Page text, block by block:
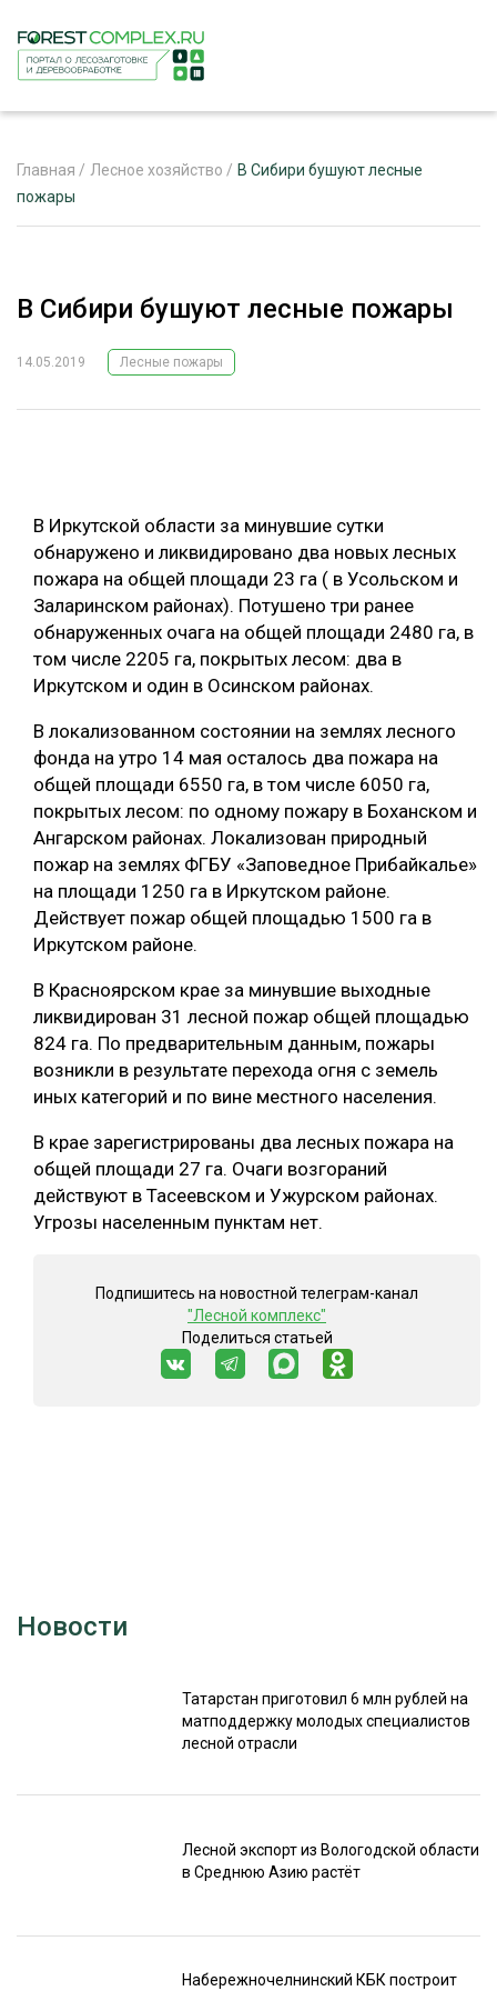
РЕКЛАМОДАТЕЛЯМ
ОБРАБОТКА ДРЕВЕСИНЫ
ЦИФРОВАЯ СРЕДА
БИОЭНЕРГЕТИКА
ЛЕСОВОССТАНОВЛЕНИЕ И ЗАЩИТА
ЛОГИСТИКА
ПРОИЗВОДСТВО ДРЕВЕСНЫХ ПЛИТ
ЦБП
КОМПЛЕКСНАЯ ПЕРЕРАБОТКА
ЛЕСОПИЛЕНИЕ
ДЕРЕВЯННОЕ ДОМОСТРОЕНИЕ
БЕЗОПАСНОЕ ПРОИЗВОДСТВО
СОРТИРОВКА ДРЕВЕСИНЫ
СУШКА ДРЕВЕСИНЫ
МЕБЕЛЬНОЕ ПРОИЗВОДСТВО
РУБРИКИ
ТЕМАТИЧЕСКИЕ ПРОЕКТЫ
Главная / Лесное хозяйство / В Сибири бушуют лесные
пожары
В Сибири бушуют лесные пожары
14.05.2019 Лесные пожары
В Иркутской области за минувшие сутки
обнаружено и ликвидировано два новых лесных
пожара на общей площади 23 га ( в Усольском и
Заларинском районах). Потушено три ранее
обнаруженных очага на общей площади 2480 га, в
том числе 2205 га, покрытых лесом: два в
Иркутском и один в Осинском районах.
В локализованном состоянии на землях лесного
фонда на утро 14 мая осталось два пожара на
общей площади 6550 га, в том числе 6050 га,
покрытых лесом: по одному пожару в Боханском и
Ангарском районах. Локализован природный
пожар на землях ФГБУ «Заповедное Прибайкалье»
на площади 1250 га в Иркутском районе.
Действует пожар общей площадью 1500 га в
Иркутском районе.
В Красноярском крае за минувшие выходные
ликвидирован 31 лесной пожар общей площадью
824 га. По предварительным данным, пожары
возникли в результате перехода огня с земель
иных категорий и по вине местного населения.
В крае зарегистрированы два лесных пожара на
общей площади 27 га. Очаги возгораний
действуют в Тасеевском и Ужурском районах.
Угрозы населенным пунктам нет.
Подпишитесь на новостной телеграм-канал
"Лесной комплекс"
Поделиться статьей
Новости
Татарстан приготовил 6 млн рублей на
матподдержку молодых специалистов
лесной отрасли
Лесной экспорт из Вологодской области
в Среднюю Азию растёт
Набережночелнинский КБК построит